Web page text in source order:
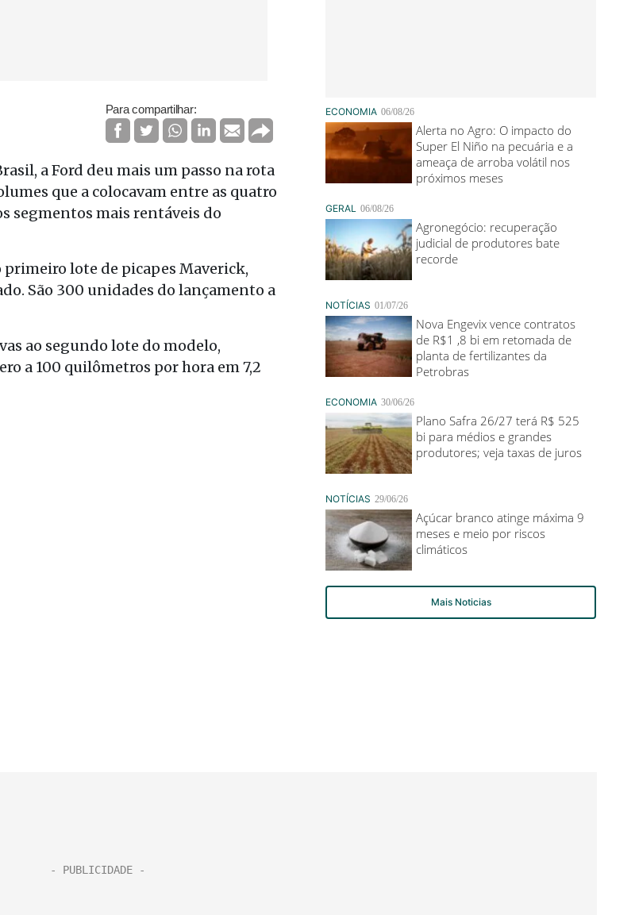
Para compartilhar:
a Ford deu mais um passo na rota
que a colocavam entre as quatro
segmentos mais rentáveis do
lote de picapes Maverick,
São 300 unidades do lançamento a
ao segundo lote do modelo,
a 100 quilômetros por hora em 7,2